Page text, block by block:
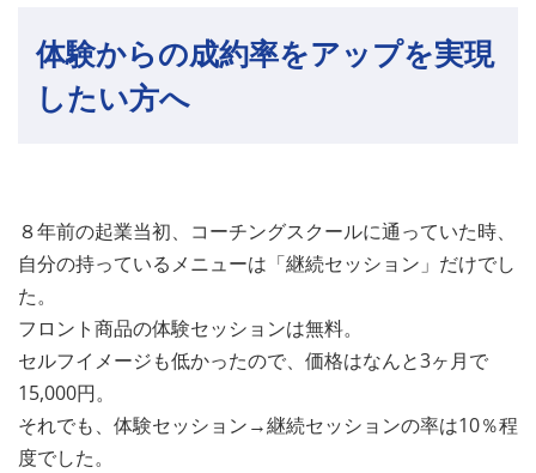
体験からの成約率をアップを実現
したい方へ
８年前の起業当初、コーチングスクールに通っていた時、
自分の持っているメニューは「継続セッション」だけでし
た。
フロント商品の体験セッションは無料。
セルフイメージも低かったので、価格はなんと3ヶ月で
15,000円。
それでも、体験セッション→継続セッションの率は10％程
度でした。